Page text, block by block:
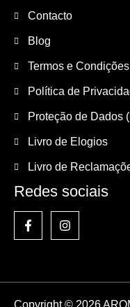
Contacto
Blog
Termos e Condições
Política de
Proteção de Dados
Livro de Elogios
Livro de
Redes sociais
Copyright © 2026